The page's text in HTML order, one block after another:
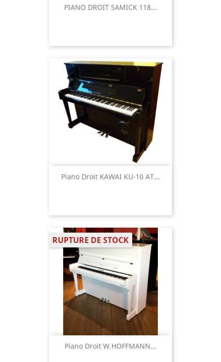
PIANO DROIT SAMICK 118...
Piano Droit KAWAI KU-10 AT...
Piano Droit W.HOFFMANN...
RUPTURE DE STOCK